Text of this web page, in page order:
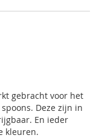
gebracht voor het
Deze zijn in
En ieder
kleuren.